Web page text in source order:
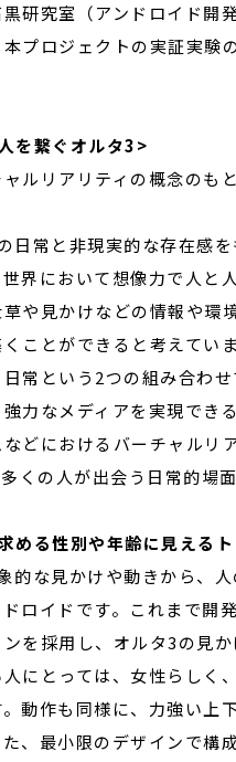
研究室（アンドロイド
プロジェクトの実証実験
を繋ぐオルタ3>
ャルリアリティの概念の
日常と非現実的な存在感
界において想像力で人と
や見かけなどの情報や環
ことができると考えてい
常という2つの組み合わ
力なメディアを実現でき
どにおけるバーチャルリ
くの人が出会う日常的場面
める性別や年齢に見える
的な見かけや動きから、
ロイドです。これまで開
を採用し、オルタ3の見
にとっては、女性らしく
動作も同様に、力強い上
、最小限のデザインで構